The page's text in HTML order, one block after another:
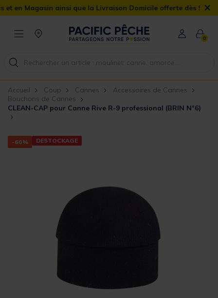
ainsi que la Livraison Domicile offerte dès 90€ ×
0
Accueil Coup Cannes
Accessoires de Cannes
Bouchons de Cannes
CLEAN-CAP pour Canne Rive R-9 professional (BRIN N°6)
-60% DESTOCKAGE